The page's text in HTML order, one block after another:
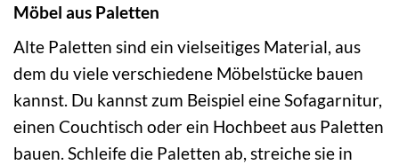
Möbel aus Paletten
Alte Paletten sind ein vielseitiges Material, aus
dem du viele verschiedene Möbelstücke bauen
kannst. Du kannst zum Beispiel eine Sofagarnitur,
einen Couchtisch oder ein Hochbeet aus Paletten
bauen. Schleife die Paletten ab, streiche sie in